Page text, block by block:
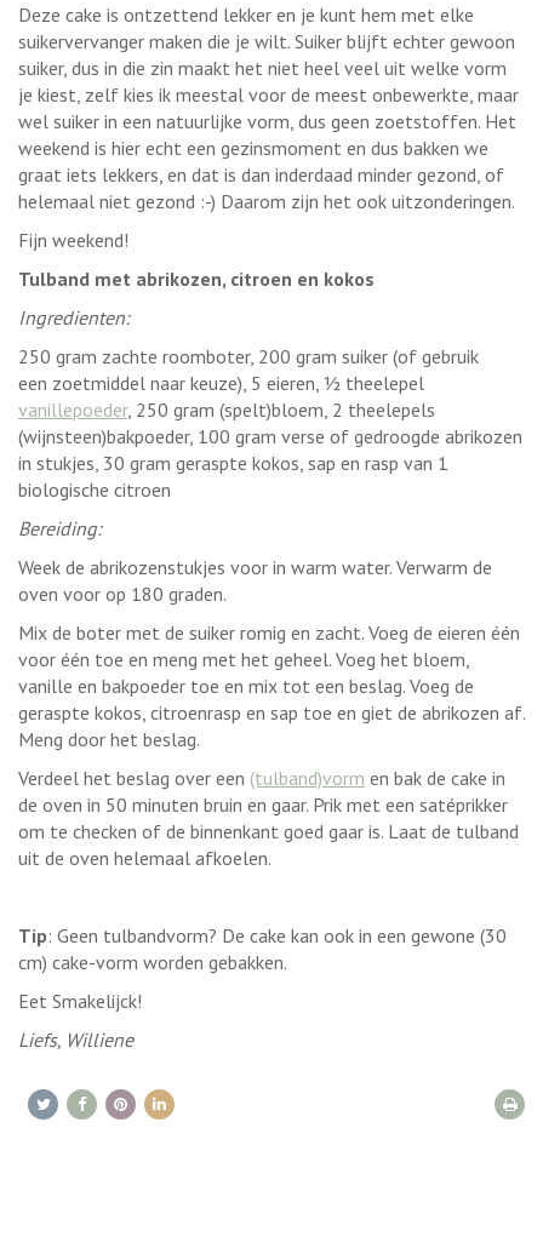
Deze cake is ontzettend lekker en je kunt hem met elke
suikervervanger maken die je wilt. Suiker blijft echter gewoon
suiker, dus in die zin maakt het niet heel veel uit welke vorm
je kiest, zelf kies ik meestal voor de meest onbewerkte, maar
wel suiker in een natuurlijke vorm, dus geen zoetstoffen. Het
weekend is hier echt een gezinsmoment en dus bakken we
graat iets lekkers, en dat is dan inderdaad minder gezond, of
helemaal niet gezond :-) Daarom zijn het ook uitzonderingen.
Fijn weekend!
Tulband met abrikozen, citroen en kokos
Ingredienten:
250 gram zachte roomboter, 200 gram suiker (of gebruik
een zoetmiddel naar keuze), 5 eieren, ½ theelepel
vanillepoeder, 250 gram (spelt)bloem, 2 theelepels
(wijnsteen)bakpoeder, 100 gram verse of gedroogde abrikozen
in stukjes, 30 gram geraspte kokos, sap en rasp van 1
biologische citroen
Bereiding:
Week de abrikozenstukjes voor in warm water. Verwarm de
oven voor op 180 graden.
Mix de boter met de suiker romig en zacht. Voeg de eieren één
voor één toe en meng met het geheel. Voeg het bloem,
vanille en bakpoeder toe en mix tot een beslag. Voeg de
geraspte kokos, citroenrasp en sap toe en giet de abrikozen af.
Meng door het beslag.
Verdeel het beslag over een (tulband)vorm en bak de cake in
de oven in 50 minuten bruin en gaar. Prik met een satéprikker
om te checken of de binnenkant goed gaar is. Laat de tulband
uit de oven helemaal afkoelen.
Tip: Geen tulbandvorm? De cake kan ook in een gewone (30
cm) cake-vorm worden gebakken.
Eet Smakelijck!
Liefs, Williene